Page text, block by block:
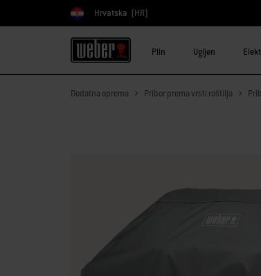
Odaberite državu
Hrvatska (HR)
Plin Ugljen
Dodatna oprema Pribor prema vrsti roštilja